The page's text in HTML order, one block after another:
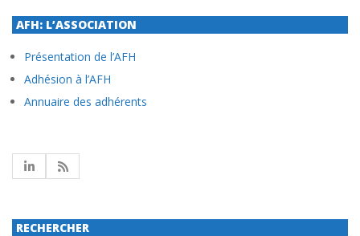
AFH: L’ASSOCIATION
Présentation de l’AFH
Adhésion à l’AFH
Annuaire des adhérents
RECHERCHER